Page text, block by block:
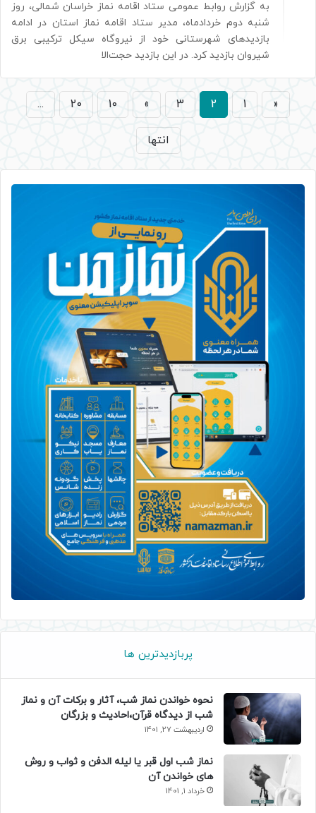
به گزارش روابط عمومی ستاد اقامه نماز خراسان شمالی، روز
شنبه دوم خردادماه، مدیر ستاد اقامه نماز استان در ادامه
بازدیدهای شهرستانی خود از نیروگاه سیکل ترکیبی برق
شیروان بازدید کرد. در این بازدید حجت‌الا
«
1
2
3
»
10
20
...
انتها
پربازدیدترین ها
نحوه خواندن نماز شب، آثار و برکات آن و نماز
شب از دیدگاه قرآن،احادیث و بزرگان
اردیبهشت 27, 1401
نماز شب اول قبر یا لیله الدفن و ثواب و روش
های خواندن آن
خرداد 1, 1401